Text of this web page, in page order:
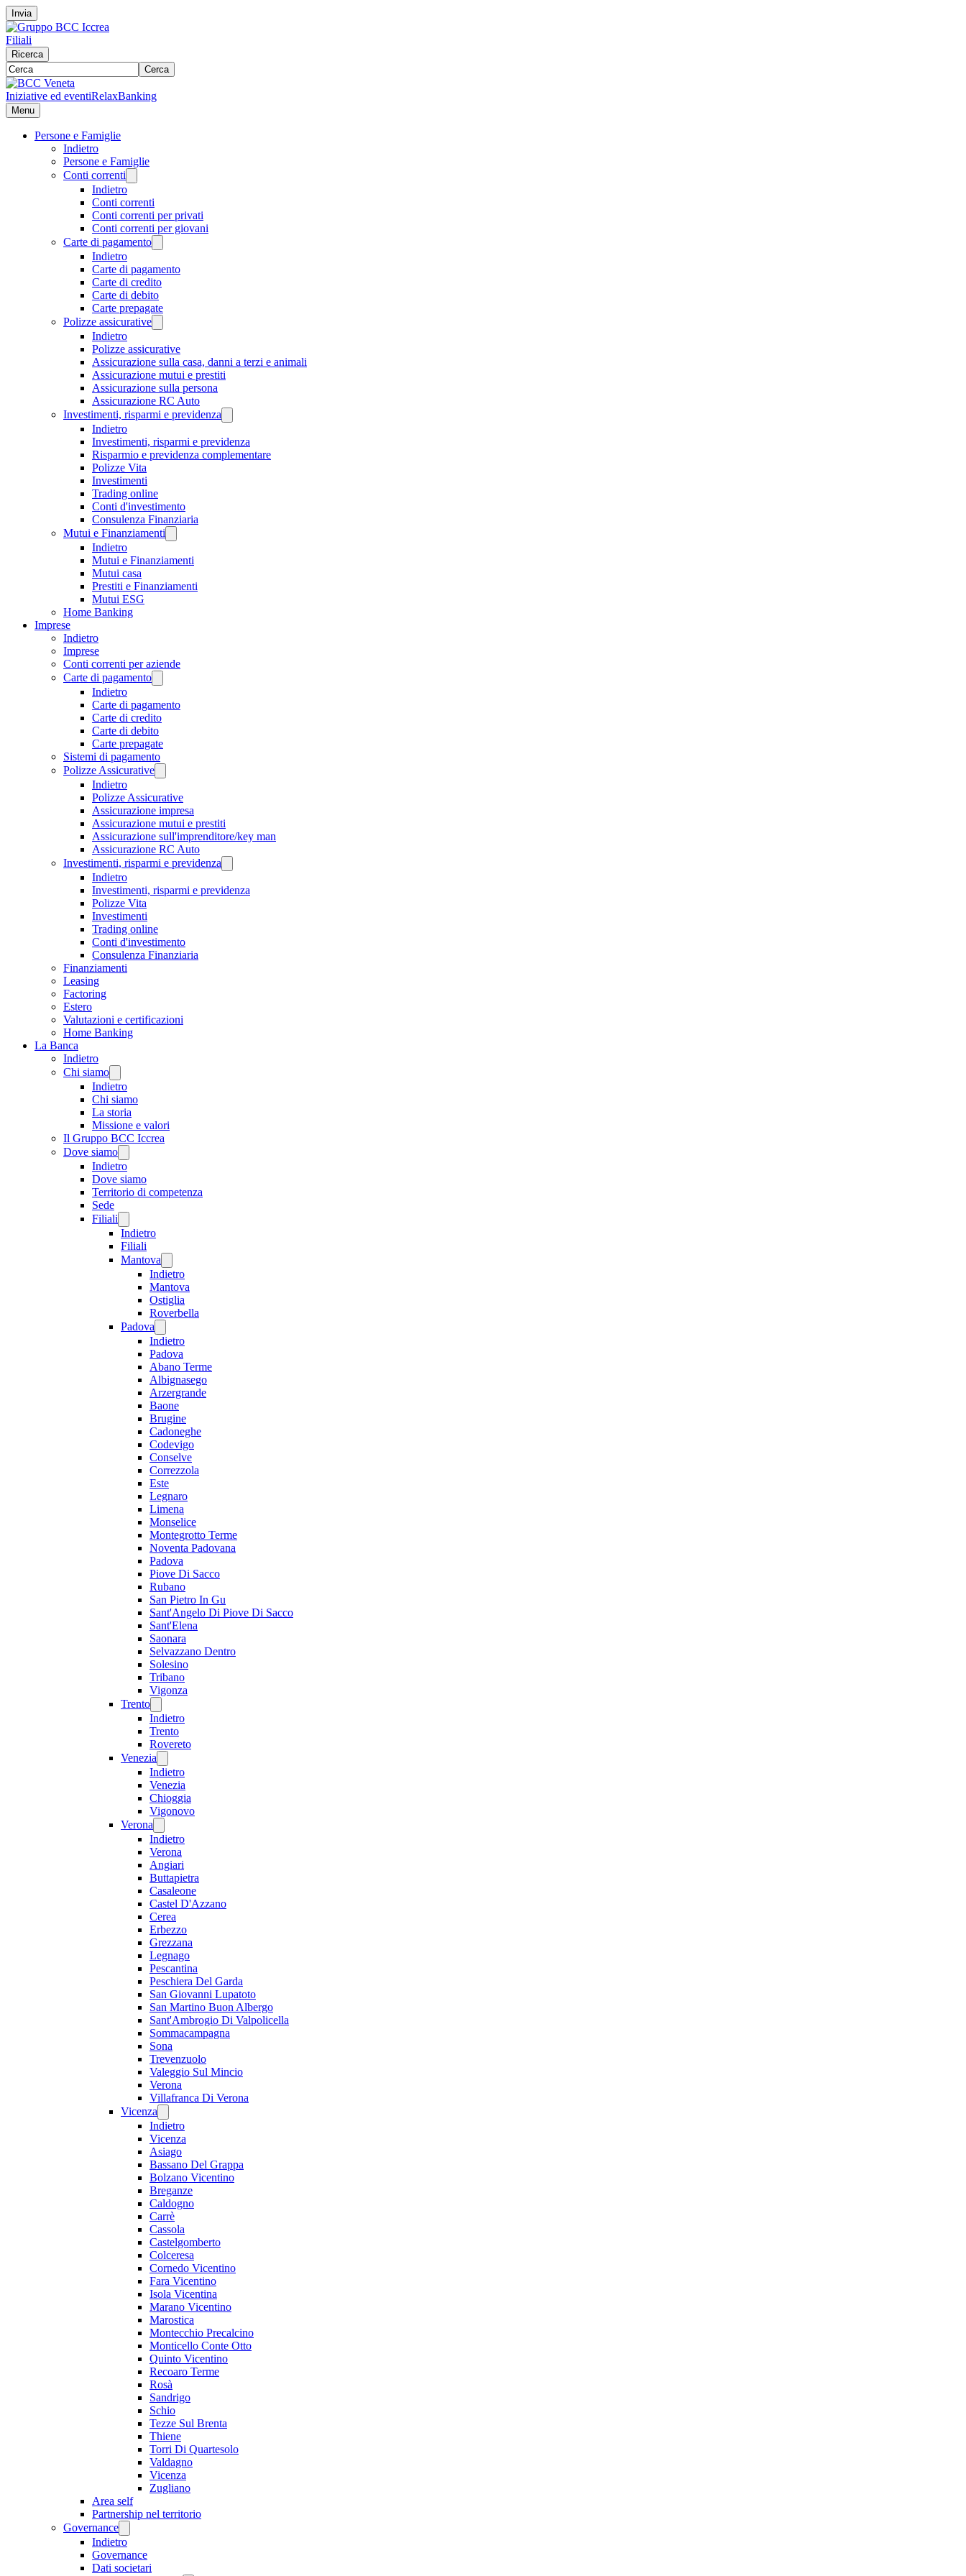
Invia
Filiali
Ricerca
Cerca
Iniziative ed eventiRelaxBanking
Menu
Persone e Famiglie
Indietro
Persone e Famiglie
Conti correnti
Indietro
Conti correnti
Conti correnti per privati
Conti correnti per giovani
Carte di pagamento
Indietro
Carte di pagamento
Carte di credito
Carte di debito
Carte prepagate
Polizze assicurative
Indietro
Polizze assicurative
Assicurazione sulla casa, danni a terzi e animali
Assicurazione mutui e prestiti
Assicurazione sulla persona
Assicurazione RC Auto
Investimenti, risparmi e previdenza
Indietro
Investimenti, risparmi e previdenza
Risparmio e previdenza complementare
Polizze Vita
Investimenti
Trading online
Conti d'investimento
Consulenza Finanziaria
Mutui e Finanziamenti
Indietro
Mutui e Finanziamenti
Mutui casa
Prestiti e Finanziamenti
Mutui ESG
Home Banking
Imprese
Indietro
Imprese
Conti correnti per aziende
Carte di pagamento
Indietro
Carte di pagamento
Carte di credito
Carte di debito
Carte prepagate
Sistemi di pagamento
Polizze Assicurative
Indietro
Polizze Assicurative
Assicurazione impresa
Assicurazione mutui e prestiti
Assicurazione sull'imprenditore/key man
Assicurazione RC Auto
Investimenti, risparmi e previdenza
Indietro
Investimenti, risparmi e previdenza
Polizze Vita
Investimenti
Trading online
Conti d'investimento
Consulenza Finanziaria
Finanziamenti
Leasing
Factoring
Estero
Valutazioni e certificazioni
Home Banking
La Banca
Indietro
Chi siamo
Indietro
Chi siamo
La storia
Missione e valori
Il Gruppo BCC Iccrea
Dove siamo
Indietro
Dove siamo
Territorio di competenza
Sede
Filiali
Indietro
Filiali
Mantova
Indietro
Mantova
Ostiglia
Roverbella
Padova
Indietro
Padova
Abano Terme
Albignasego
Arzergrande
Baone
Brugine
Cadoneghe
Codevigo
Conselve
Correzzola
Este
Legnaro
Limena
Monselice
Montegrotto Terme
Noventa Padovana
Padova
Piove Di Sacco
Rubano
San Pietro In Gu
Sant'Angelo Di Piove Di Sacco
Sant'Elena
Saonara
Selvazzano Dentro
Solesino
Tribano
Vigonza
Trento
Indietro
Trento
Rovereto
Venezia
Indietro
Venezia
Chioggia
Vigonovo
Verona
Indietro
Verona
Angiari
Buttapietra
Casaleone
Castel D'Azzano
Cerea
Erbezzo
Grezzana
Legnago
Pescantina
Peschiera Del Garda
San Giovanni Lupatoto
San Martino Buon Albergo
Sant'Ambrogio Di Valpolicella
Sommacampagna
Sona
Trevenzuolo
Valeggio Sul Mincio
Verona
Villafranca Di Verona
Vicenza
Indietro
Vicenza
Asiago
Bassano Del Grappa
Bolzano Vicentino
Breganze
Caldogno
Carrè
Cassola
Castelgomberto
Colceresa
Cornedo Vicentino
Fara Vicentino
Isola Vicentina
Marano Vicentino
Marostica
Montecchio Precalcino
Monticello Conte Otto
Quinto Vicentino
Recoaro Terme
Rosà
Sandrigo
Schio
Tezze Sul Brenta
Thiene
Torri Di Quartesolo
Valdagno
Vicenza
Zugliano
Area self
Partnership nel territorio
Governance
Indietro
Governance
Dati societari